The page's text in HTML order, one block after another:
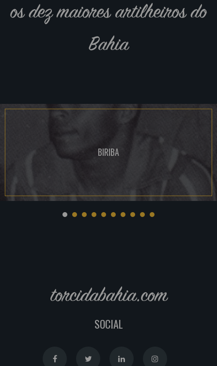
os dez maiores artilheiros do
Bahia
BIRIBA
torcidabahia.com
SOCIAL